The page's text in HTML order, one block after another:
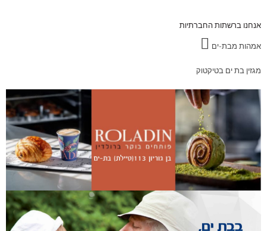
אנחנו ברשתות החברתיות
אמהות מבת-ים
מגזין בת ים בטיקטוק